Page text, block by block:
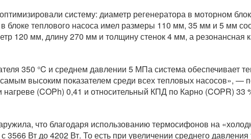
систему: диаметр регенератора в моторном
блоке теплового насоса имел размеры 110 мм, 35 мм и 5 мм
120 мм, длину 270 мм и толщину стенок 4 мм, а
350 °C и среднем давлении 5 МПа система обеспечивает
высоким показателем среди всех тепловых насосов», —
(COPh) 0,41 и относительный КПД по Карно (COPR) 33
что благодаря использованию термосифонов на
3566 Вт до 4202 Вт. То есть при увеличении среднего